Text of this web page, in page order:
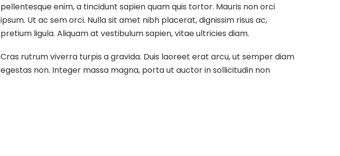
pellentesque enim, a tincidunt sapien quam quis tortor. Mauris non orci
ipsum. Ut ac sem orci. Nulla sit amet nibh placerat, dignissim risus ac,
pretium ligula. Aliquam at vestibulum sapien, vitae ultricies diam.
Cras rutrum viverra turpis a gravida. Duis laoreet erat arcu, ut semper diam
egestas non. Integer massa magna, porta ut auctor in sollicitudin non